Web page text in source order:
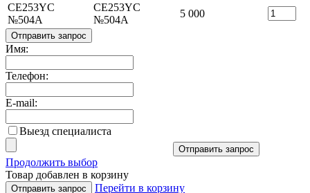
CE253YC
№504A
CE253YC
№504A
5 000
Отправить запрос
Имя:
Телефон:
E-mail:
Выезд специалиста
Отправить запрос
Продолжить выбор
Товар добавлен в корзину
Отправить запрос Перейти в корзину